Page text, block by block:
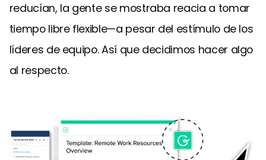
reducían, la gente se mostraba reacia a tomar
tiempo libre flexible—a pesar del estímulo de los
líderes de equipo. Así que decidimos hacer algo
al respecto.